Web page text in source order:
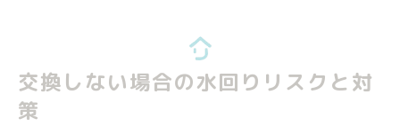
交換しない場合の水回りリスクと対
策